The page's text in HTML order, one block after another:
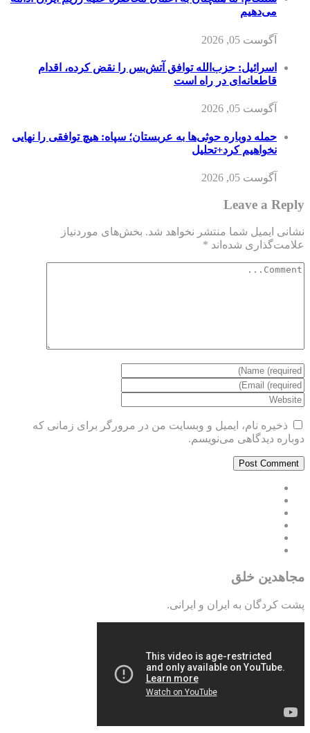
می‌دهیم
آگوست 05, 2026
اسرائیل: حزب‌الله توافق آتش‌بس را نقض کرده، اقدام
قاطعانه‌ای در راه است
آگوست 05, 2026
حمله دوباره حوثی‌ها به عربستان؛ سپاه: هیچ توافقی را نهایی
نخواهیم کرد+تحلیل
آگوست 05, 2026
Leave a Reply
نشانی ایمیل شما منتشر نخواهد شد. بخش‌های موردنیاز
علامت‌گذاری شده‌اند *
ذخیره نام، ایمیل و وبسایت من در مرورگر برای زمانی که
دوباره دیدگاهی می‌نویسم.
مجاهدین خلق
پشت کردگان به ایران و ایرانی.